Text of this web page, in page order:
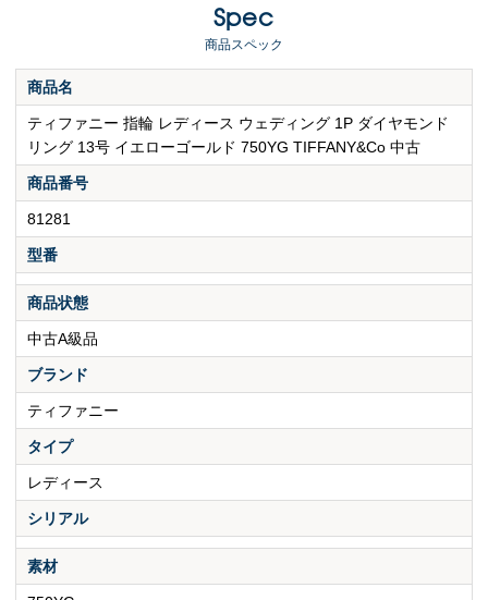
Spec
商品スペック
商品名
ティファニー 指輪 レディース ウェディング 1P ダイヤモンド
リング 13号 イエローゴールド 750YG TIFFANY&Co 中古
商品番号
81281
型番
商品状態
中古A級品
ブランド
ティファニー
タイプ
レディース
シリアル
素材